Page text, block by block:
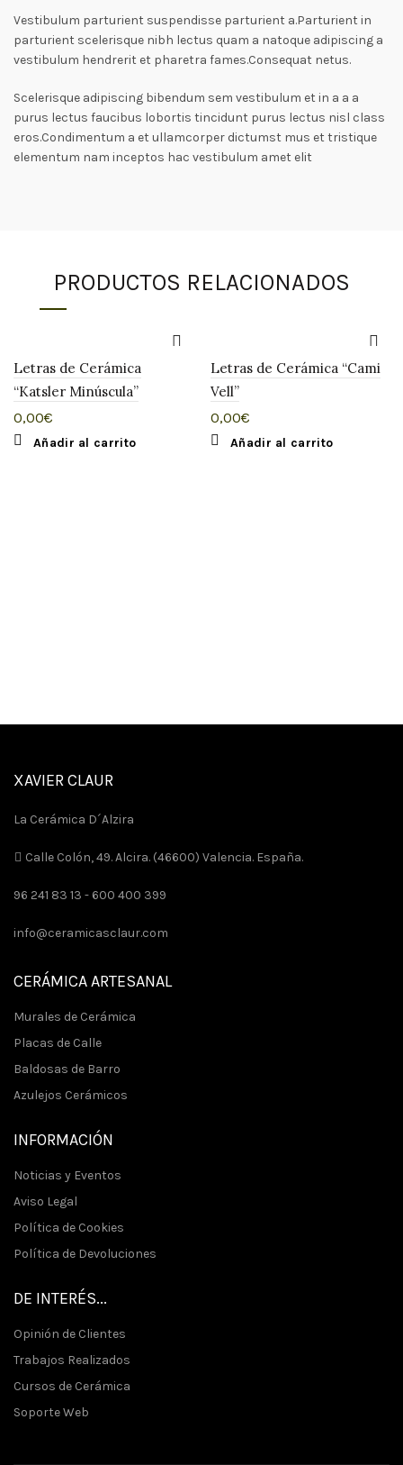
Vestibulum parturient suspendisse parturient a.Parturient in
parturient scelerisque nibh lectus quam a natoque adipiscing a
vestibulum hendrerit et pharetra fames.Consequat netus.
Scelerisque adipiscing bibendum sem vestibulum et in a a a
purus lectus faucibus lobortis tincidunt purus lectus nisl class
eros.Condimentum a et ullamcorper dictumst mus et tristique
elementum nam inceptos hac vestibulum amet elit
PRODUCTOS RELACIONADOS
Letras de Cerámica
“Katsler Minúscula”
0,00€
Añadir al carrito
Letras de Cerámica “Cami
Vell”
0,00€
Añadir al carrito
XAVIER CLAUR
La Cerámica D´Alzira
Calle Colón, 49. Alcira. (46600) Valencia. España.
96 241 83 13 - 600 400 399
info@ceramicasclaur.com
CERÁMICA ARTESANAL
Murales de Cerámica
Placas de Calle
Baldosas de Barro
Azulejos Cerámicos
INFORMACIÓN
Noticias y Eventos
Aviso Legal
Política de Cookies
Política de Devoluciones
DE INTERÉS...
Opinión de Clientes
Trabajos Realizados
Cursos de Cerámica
Soporte Web